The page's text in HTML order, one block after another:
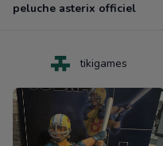
peluche asterix officiel
tikigames